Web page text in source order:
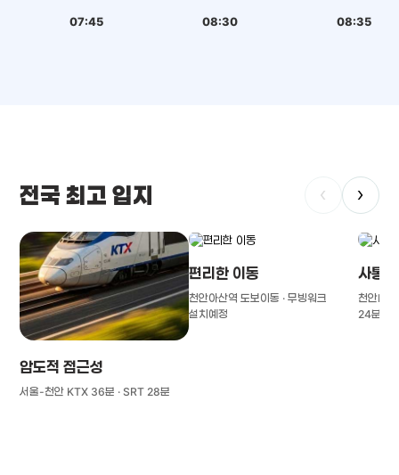
07:45 08:30 08:35
전국 최고 입지 ‹ ›
압도적 접근성
서울-천안 KTX 36분 · SRT 28분
편리한 이동
천안아산역 도보이동 · 무빙워크
설치예정
사통
천안IC(
24분